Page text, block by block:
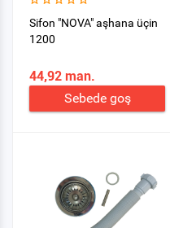
Sifon "NOVA" aşhana üçin
1200
44,92 man.
Sebede goş